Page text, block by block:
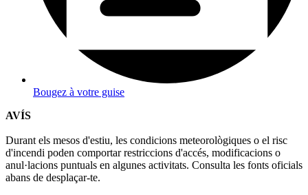
Bougez à votre guise
AVÍS
Durant els mesos d'estiu, les condicions meteorològiques o el risc
d'incendi poden comportar restriccions d'accés, modificacions o
anul·lacions puntuals en algunes activitats. Consulta les fonts oficials
abans de desplaçar-te.